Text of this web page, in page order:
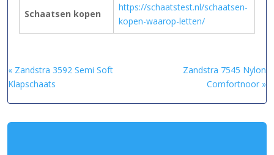
Schaatsen kopen
https://schaatstest.nl/schaatsen-
kopen-waarop-letten/
« Zandstra 3592 Semi Soft
Klapschaats
Zandstra 7545 Nylon
Comfortnoor »